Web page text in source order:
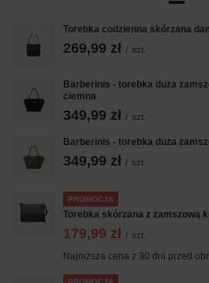
Torebka codzienna skórzana
269,99 zł / szt.
Barberinis - torebka duża
ciemna
349,99 zł / szt.
Barberinis - torebka duża
349,99 zł / szt.
PROMOCJA
Torebka skórzana z zamszową
179,99 zł / szt.
Najniższa cena z 30 dni przed